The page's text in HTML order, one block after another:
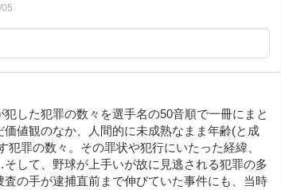
した犯罪の数々を選手名の50音順で一冊にまと
値観のなか、人間的に未成熟なまま年齢(と成
罪の数々。その罪状や犯行にいたった経緯、
して、野球が上手いが故に見逃される犯罪の多
の手が逮捕直前まで伸びていた事件にも、当時